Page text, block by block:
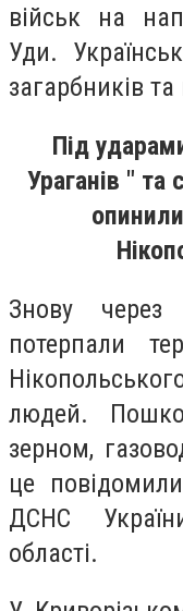
військ на
Уди.
загарбників
Під
Ураганів " та
Знову через
потерпали
людей.
зерном,
це
ДСНС
області.